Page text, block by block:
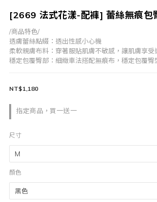
[2669 法式花漾-配褲] 蕾絲無痕包
/商品特色/
透膚蕾絲點綴：透出性感小心機
柔軟親膚布料：穿著服貼肌膚不敏感，讓肌膚享受
穩定包覆臀部：細緻車法搭配無痕布，穩定包覆臀
指定商品，買一送一
NT$1,180
尺寸
顏色